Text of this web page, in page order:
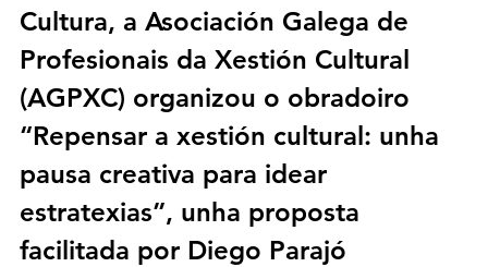
Cultura, a Asociación Galega de
Profesionais da Xestión Cultural
(AGPXC) organizou o obradoiro
“Repensar a xestión cultural: unha
pausa creativa para idear
estratexias”, unha proposta
facilitada por Diego Parajó